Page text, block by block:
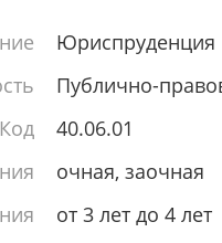
Юриспруденция
Публично-
Код
40.06.01
очная, заочная
от 3 лет до 4 лет